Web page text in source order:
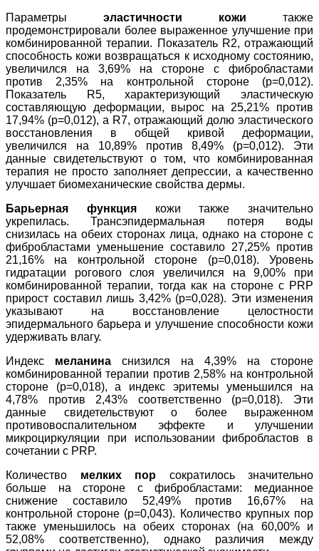
Параметры эластичности кожи также
продемонстрировали более выраженное улучшение при
комбинированной терапии. Показатель R2, отражающий
способность кожи возвращаться к исходному состоянию,
увеличился на 3,69% на стороне с фибробластами
против 2,35% на контрольной стороне (p=0,012).
Показатель R5, характеризующий эластическую
составляющую деформации, вырос на 25,21% против
17,94% (p=0,012), а R7, отражающий долю эластического
восстановления в общей кривой деформации,
увеличился на 10,89% против 8,49% (p=0,012). Эти
данные свидетельствуют о том, что комбинированная
терапия не просто заполняет депрессии, а качественно
улучшает биомеханические свойства дермы.
Барьерная функциякожи также значительно
укрепилась. Трансэпидермальная потеря воды
снизилась на обеих сторонах лица, однако на стороне с
фибробластами уменьшение составило 27,25% против
21,16% на контрольной стороне (p=0,018). Уровень
гидратации рогового слоя увеличился на 9,00% при
комбинированной терапии, тогда как на стороне с PRP
прирост составил лишь 3,42% (p=0,028). Эти изменения
указывают на восстановление целостности
эпидермального барьера и улучшение способности кожи
удерживать влагу.
Индекс меланина снизился на 4,39% на стороне
комбинированной терапии против 2,58% на контрольной
стороне (p=0,018), а индекс эритемы уменьшился на
4,78% против 2,43% соответственно (p=0,018). Эти
данные свидетельствуют о более выраженном
противовоспалительном эффекте и улучшении
микроциркуляции при использовании фибробластов в
сочетании с PRP.
Количество мелких пор сократилось значительно
больше на стороне с фибробластами: медианное
снижение составило 52,49% против 16,67% на
контрольной стороне (p=0,043). Количество крупных пор
также уменьшилось на обеих сторонах (на 60,00% и
52,08% соответственно), однако различия между